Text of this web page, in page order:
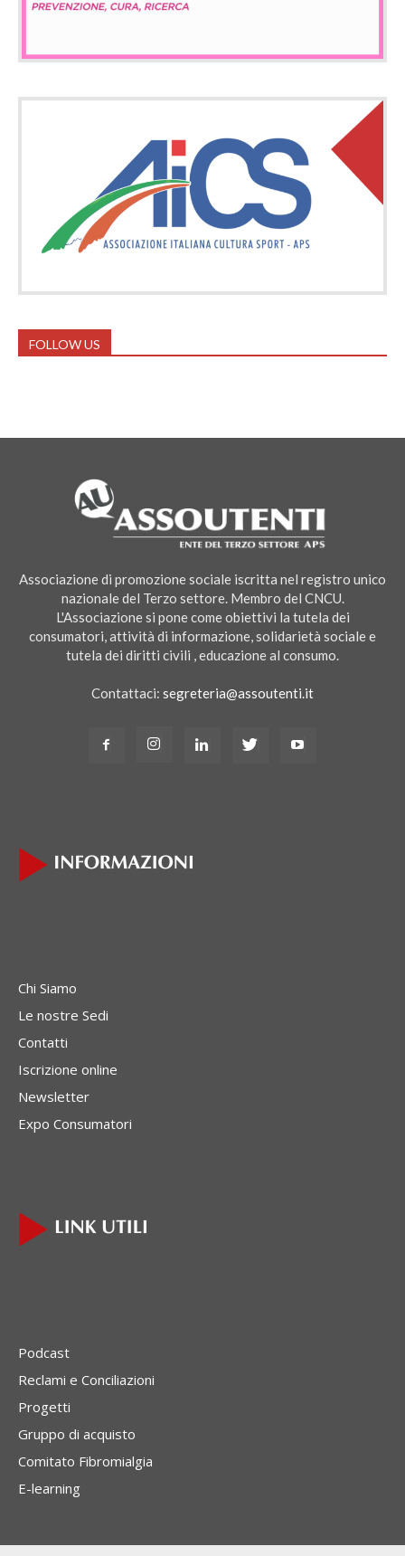
FOLLOW US
Associazione di promozione sociale iscritta nel registro unico
nazionale del Terzo settore. Membro del CNCU.
L'Associazione si pone come obiettivi la tutela dei
consumatori, attività di informazione, solidarietà sociale e
tutela dei diritti civili , educazione al consumo.
Contattaci: segreteria@assoutenti.it
Chi Siamo
Le nostre Sedi
Contatti
Iscrizione online
Newsletter
Expo Consumatori
Podcast
Reclami e Conciliazioni
Progetti
Gruppo di acquisto
Comitato Fibromialgia
E-learning